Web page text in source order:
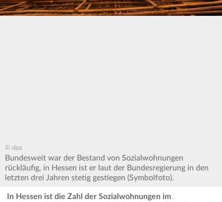
© dpa
Bundesweit war der Bestand von Sozialwohnungen
rückläufig, in Hessen ist er laut der Bundesregierung in den
letzten drei Jahren stetig gestiegen (Symbolfoto).
In Hessen ist die Zahl der Sozialwohnungen im